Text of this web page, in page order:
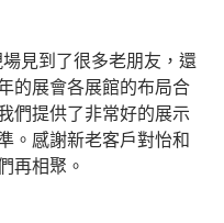
見到了很多老朋友，還
的展會各展館的布局合
們提供了非常好的展示
。感謝新老客戶對怡和
再相聚。